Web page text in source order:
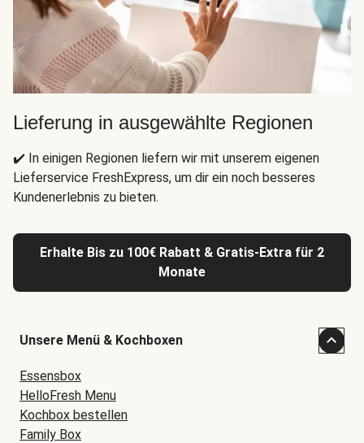
Lieferung in ausgewählte Regionen
✔️ In einigen Regionen liefern wir mit unserem eigenen
Lieferservice FreshExpress, um dir ein noch besseres
Kundenerlebnis zu bieten.
Erhalte Bis zu 100€ Rabatt & Gratis-Extra für 2
Monate
Unsere Menü & Kochboxen
Essensbox
HelloFresh Menu
Kochbox bestellen
Family Box